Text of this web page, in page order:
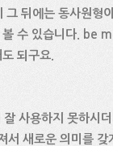
뒤에는 동사원
수 있습니다. be
되구요.
사용하지 못하
새로운 의미를